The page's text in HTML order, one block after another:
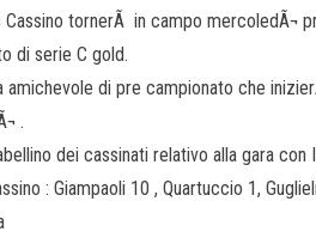
Cassino tornerÃ in campo mercoledÃ¬
di serie C gold.
amichevole di pre campionato che
.
dei cassinati relativo alla gara con
: Giampaoli 10 , Quartuccio 1,